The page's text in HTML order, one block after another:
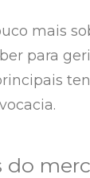
mais
para
do